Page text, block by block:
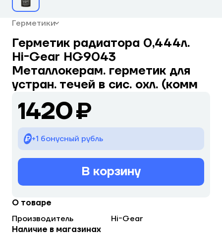
Герметики
Герметик радиатора 0,444л.
Hi-Gear HG9043
Металлокерам. герметик для
устран. течей в сис. охл. (комм
1420 ₽
+1 бонусный рубль
В корзину
О товаре
Производитель
Hi-Gear
Наличие в магазинах